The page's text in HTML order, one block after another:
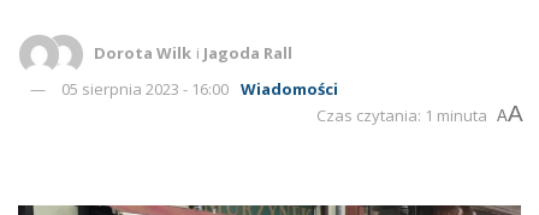
Dorota Wilk i Jagoda Rall
05 sierpnia 2023 - 16:00 Wiadomości
Czas czytania: 1 minuta AA